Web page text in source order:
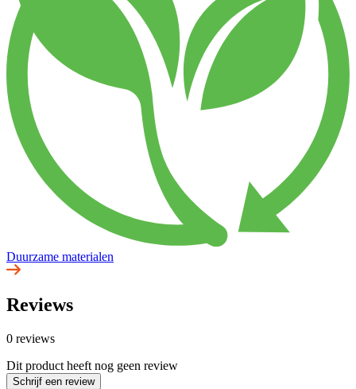
Duurzame materialen
Reviews
0 reviews
Dit product heeft nog geen review
Schrijf een review